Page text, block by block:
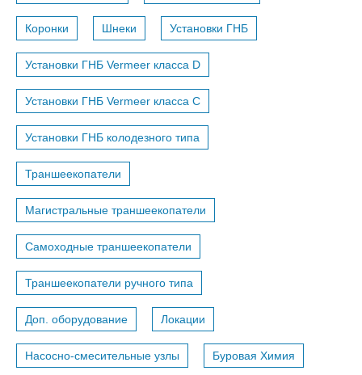
Коронки Шнеки Установки ГНБ
Установки ГНБ Vermeer класса D
Установки ГНБ Vermeer класса С
Установки ГНБ колодезного типа
Траншеекопатели
Магистральные траншеекопатели
Самоходные траншеекопатели
Траншеекопатели ручного типа
Доп. оборудование Локации
Насосно-смесительные узлы Буровая Химия